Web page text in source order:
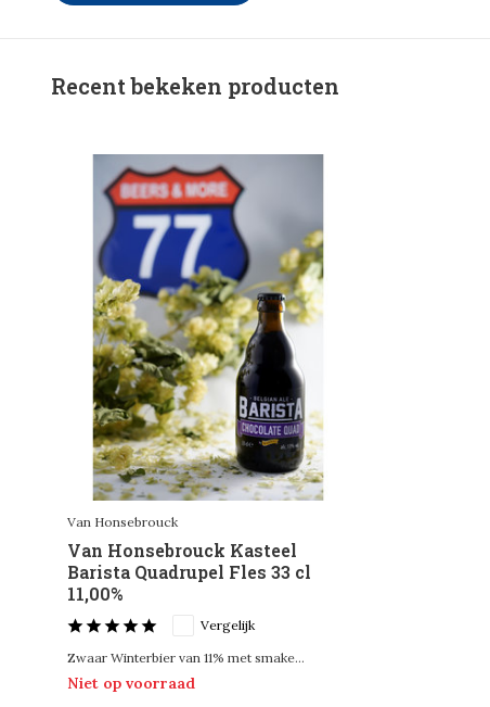
Recent bekeken producten
Van Honsebrouck
Van Honsebrouck Kasteel
Barista Quadrupel Fles 33 cl
11,00%
Vergelijk
Zwaar Winterbier van 11% met smake...
Niet op voorraad